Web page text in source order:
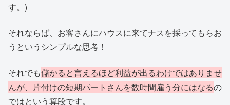
す。)
それならば、お客さんにハウスに来てナスを採ってもらお
うというシンプルな思考！
それでも儲かると言えるほど利益が出るわけではありませ
んが、片付けの短期パートさんを数時間雇う分にはなるの
ではという算段です。